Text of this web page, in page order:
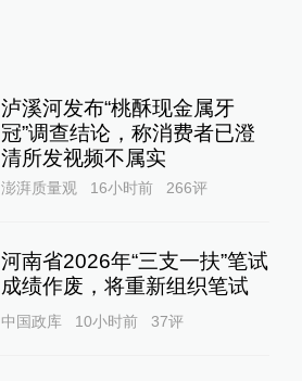
泸溪河发布“桃酥现金属牙
冠”调查结论，称消费者已澄
清所发视频不属实
澎湃质量观 16小时前 266评
河南省2026年“三支一扶”笔试
成绩作废，将重新组织笔试
中国政库 10小时前 37评